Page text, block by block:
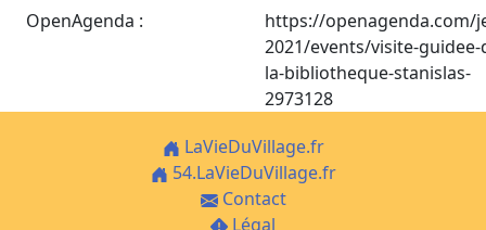
OpenAgenda :
https://openagenda.com/
2021/events/visite-guidee-
la-bibliotheque-stanislas-
2973128
LaVieDuVillage.fr
54.LaVieDuVillage.fr
Contact
Légal